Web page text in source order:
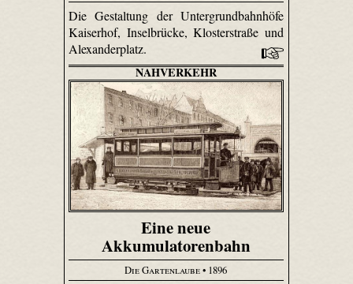
Die Gestaltung der Untergrundbahnhöfe
Kaiserhof, Inselbrücke, Klosterstraße und
Alexanderplatz.
NAHVERKEHR
Eine neue
Akkumulatorenbahn
Die Gartenlaube• 1896